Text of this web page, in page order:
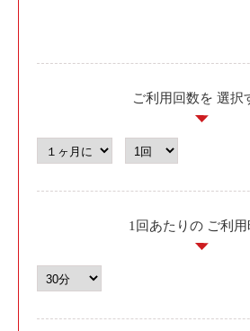
ご利用回数を 選択
1回あたりの ご利用